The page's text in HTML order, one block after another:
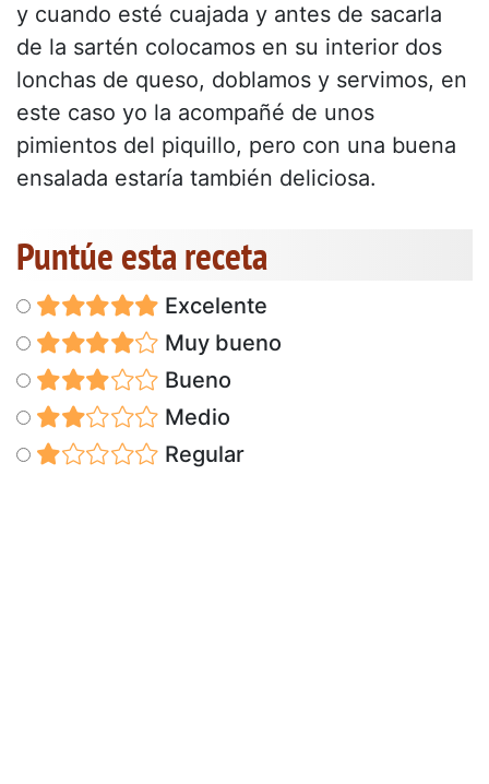
y cuando esté cuajada y antes de sacarla
de la sartén colocamos en su interior dos
lonchas de queso, doblamos y servimos, en
este caso yo la acompañé de unos
pimientos del piquillo, pero con una buena
ensalada estaría también deliciosa.
Puntúe esta receta
Excelente
Muy bueno
Bueno
Medio
Regular